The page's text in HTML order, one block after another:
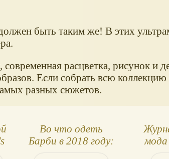
быть таким же! В этих
расцветка, рисунок и
Если собрать всю
разных сюжетов.
Во что одеть
Барби в 2018 году: